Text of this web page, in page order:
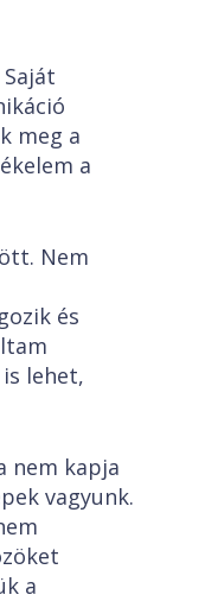
meg a
a
Nem
és
lehet,
kapja
vagyunk.
a